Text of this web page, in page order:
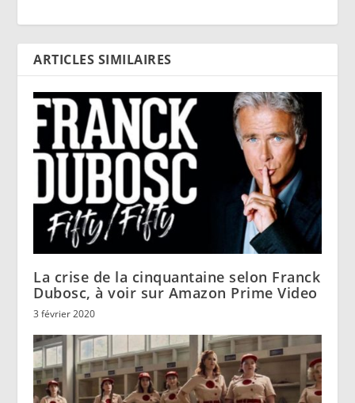
ARTICLES SIMILAIRES
La crise de la cinquantaine selon Franck
Dubosc, à voir sur Amazon Prime Video
3 février 2020